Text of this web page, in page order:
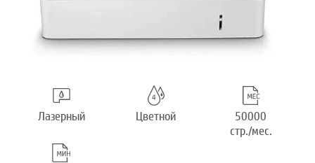
Лазерный Цветной
50000
стр./мес.